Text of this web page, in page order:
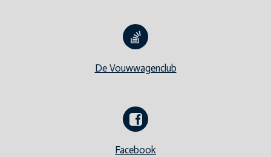
De Vouwwagenclub
Facebook